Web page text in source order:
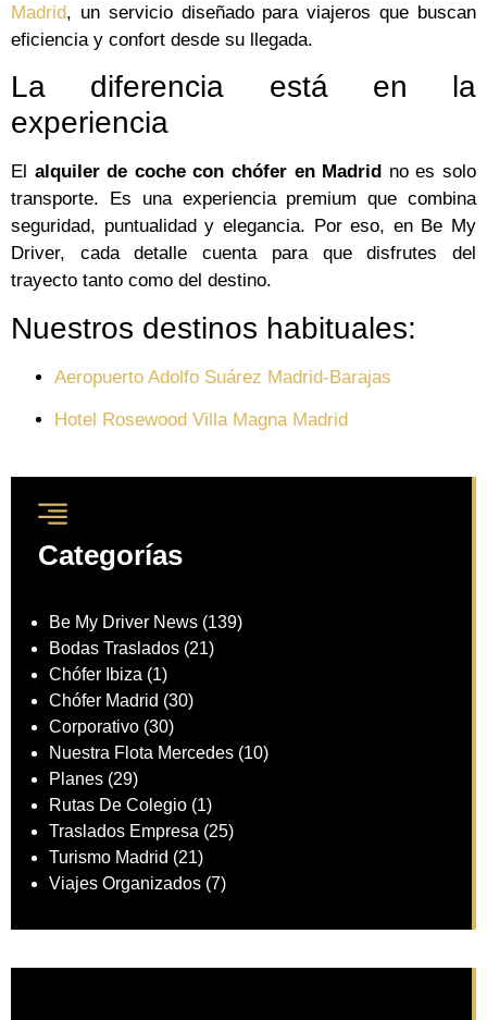
Madrid, un servicio diseñado para viajeros que buscan
eficiencia y confort desde su llegada.
La diferencia está en la
experiencia
El alquiler de coche con chófer en Madrid no es solo
transporte. Es una experiencia premium que combina
seguridad, puntualidad y elegancia. Por eso, en Be My
Driver, cada detalle cuenta para que disfrutes del
trayecto tanto como del destino.
Nuestros destinos habituales:
Aeropuerto Adolfo Suárez Madrid-Barajas
Hotel Rosewood Villa Magna Madrid
Categorías
Be My Driver News (139)
Bodas Traslados (21)
Chófer Ibiza (1)
Chófer Madrid (30)
Corporativo (30)
Nuestra Flota Mercedes (10)
Planes (29)
Rutas De Colegio (1)
Traslados Empresa (25)
Turismo Madrid (21)
Viajes Organizados (7)